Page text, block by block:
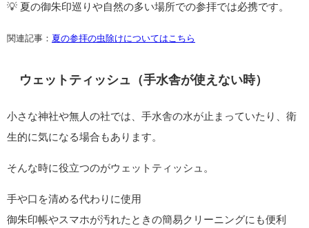
💡 夏の御朱印巡りや自然の多い場所での参拝では必携です。
関連記事： 夏の参拝の虫除けについてはこちら
ウェットティッシュ（手水舎が使えない時）
小さな神社や無人の社では、手水舎の水が止まっていたり、衛
生的に気になる場合もあります。
そんな時に役立つのがウェットティッシュ。
手や口を清める代わりに使用
御朱印帳やスマホが汚れたときの簡易クリーニングにも便利